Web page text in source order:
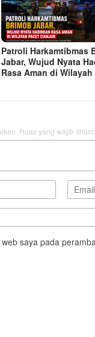
Patroli Harkamtibmas
Jabar, Wujud Nyata
Rasa Aman di Wilayah
Ruas yang wajib
saya pada